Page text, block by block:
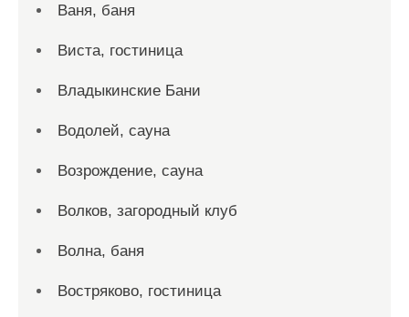
Ваня, баня
Виста, гостиница
Владыкинские Бани
Водолей, сауна
Возрождение, сауна
Волков, загородный клуб
Волна, баня
Востряково, гостиница